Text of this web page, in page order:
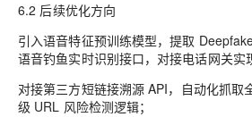
6.2 后续优化方向
引入语音特征预训练模型，提取
语音钓鱼实时识别接口，对接电话网关实
对接第三方短链接溯源 API，自动化抓取
级 URL 风险检测逻辑；